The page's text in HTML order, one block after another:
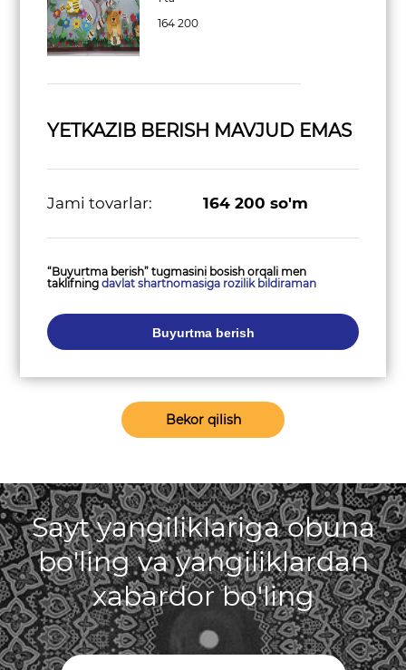
164 200
YETKAZIB BERISH MAVJUD EMAS
Jami tovarlar: 164 200 so'm
“Buyurtma berish” tugmasini bosish orqali men
taklifningdavlat shartnomasiga rozilik bildiraman
Buyurtma berish
Bekor qilish
Sayt yangiliklariga obuna
bo'ling va yangiliklardan
xabardor bo'ling